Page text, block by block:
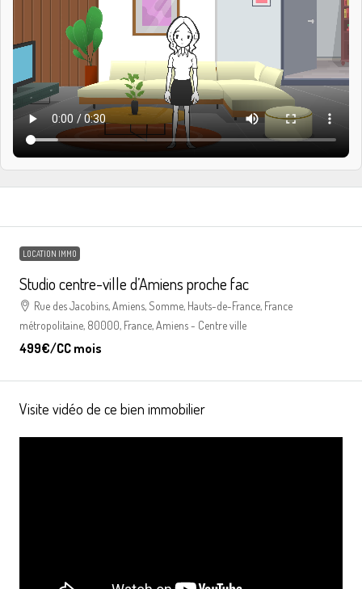
LOCATION IMMO
Studio centre-ville d’Amiens proche fac
Rue des Jacobins, Amiens, Somme, Hauts-de-France, France
métropolitaine, 80000, France, Amiens - Centre ville
499€/CC mois
Visite vidéo de ce bien immobilier